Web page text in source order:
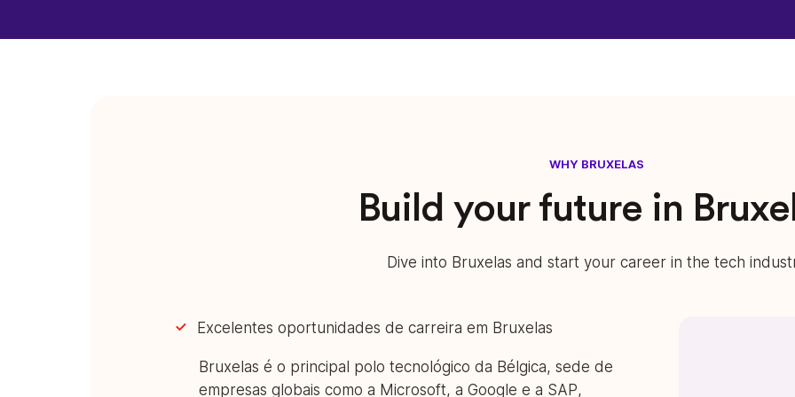
WHY BRUXELAS
Build your future in
Dive into Bruxelas and start your career in the tech
Excelentes oportunidades de carreira em Bruxelas
Bruxelas é o principal polo tecnológico da Bélgica, sede de
empresas globais como a Microsoft, a Google e a SAP,